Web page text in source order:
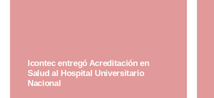
Icontec entregó Acreditación en
Salud al Hospital Universitario
Nacional